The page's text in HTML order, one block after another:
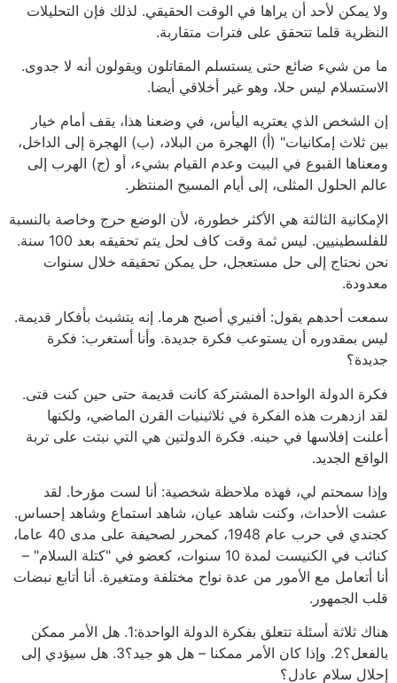
ولا يمكن لأحد أن يراها في الوقت الحقيقي. لذلك فإن التحليلات
النظرية قلما تتحقق على فترات متقاربة.
ما من شيء ضائع حتى يستسلم المقاتلون ويقولون أنه لا جدوى.
الاستسلام ليس حلا، وهو غير أخلاقي أيضا.
إن الشخص الذي يعتريه اليأس، في وضعنا هذا، يقف أمام خيار
بين ثلاث إمكانيات" (أ) الهجرة من البلاد، (ب) الهجرة إلى الداخل،
ومعناها القبوع في البيت وعدم القيام بشيء، أو (ج) الهرب إلى
عالم الحلول المثلى، إلى أيام المسيح المنتظر.
الإمكانية الثالثة هي الأكثر خطورة، لأن الوضع حرج وخاصة بالنسبة
للفلسطينيين. ليس ثمة وقت كاف لحل يتم تحقيقه بعد 100 سنة.
نحن نحتاج إلى حل مستعجل، حل يمكن تحقيقه خلال سنوات
معدودة.
سمعت أحدهم يقول: أفنيري أصبح هرما. إنه يتشبث بأفكار قديمة.
ليس بمقدوره أن يستوعب فكرة جديدة. وأنا أستغرب: فكرة
جديدة؟
فكرة الدولة الواحدة المشتركة كانت قديمة حتى حين كنت فتى.
لقد ازدهرت هذه الفكرة في ثلاثينيات القرن الماضي، ولكنها
أعلنت إفلاسها في حينه. فكرة الدولتين هي التي نبتت على تربة
الواقع الجديد.
وإذا سمحتم لي، فهذه ملاحظة شخصية: أنا لست مؤرخا. لقد
عشت الأحداث، وكنت شاهد عيان، شاهد استماع وشاهد إحساس.
كجندي في حرب عام 1948، كمحرر لصحيفة على مدى 40 عاما،
كنائب في الكنيست لمدة 10 سنوات، كعضو في "كتلة السلام" –
أنا أتعامل مع الأمور من عدة نواح مختلفة ومتغيرة. أنا أتابع نبضات
قلب الجمهور.
هناك ثلاثة أسئلة تتعلق بفكرة الدولة الواحدة:1. هل الأمر ممكن
بالفعل؟2. وإذا كان الأمر ممكنا – هل هو جيد؟3. هل سيؤدي إلى
إحلال سلام عادل؟